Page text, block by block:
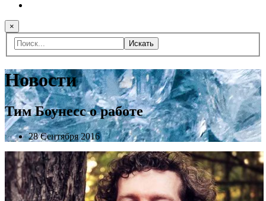
×
Искать
Новости
Тим Боунесс о работе
28 Сентября 2016